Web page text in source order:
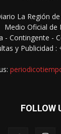
La Región
Medio Oficial de
- Contingente -
y Publicidad :
FOLLOW